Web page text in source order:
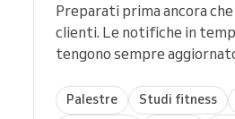
Preparati prima ancora
clienti. Le notifiche in
tengono sempre
Palestre Studi fitness